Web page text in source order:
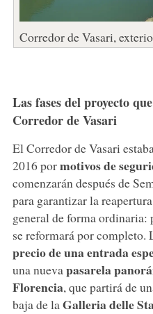
Corredor de Vasari,
Las fases del proyecto
Corredor de Vasari
El Corredor de Vasari
2016 pormotivos de
comenzarán después de
para garantizar la
general de forma
se reformará por completo.
precio de una entrada
una nueva pasarela
Florencia, que partirá de
baja de la Galleria delle